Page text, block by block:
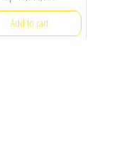
Add to cart